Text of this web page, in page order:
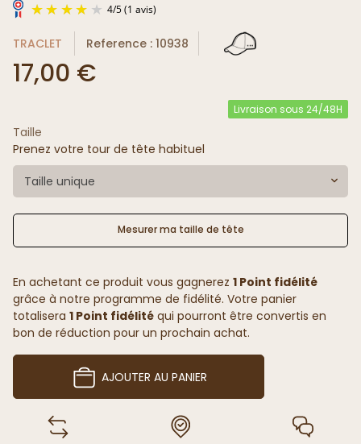
TRACLET Reference : 10938
17,00 €
Livraison sous 24/48H
Taille
Prenez votre tour de tête habituel
Taille unique
Mesurer ma taille de tête
En achetant ce produit vous gagnerez 1 Point fidélité
grâce à notre programme de fidélité. Votre panier
totalisera 1 Point fidélité qui pourront être convertis en
bon de réduction pour un prochain achat.
AJOUTER AU PANIER